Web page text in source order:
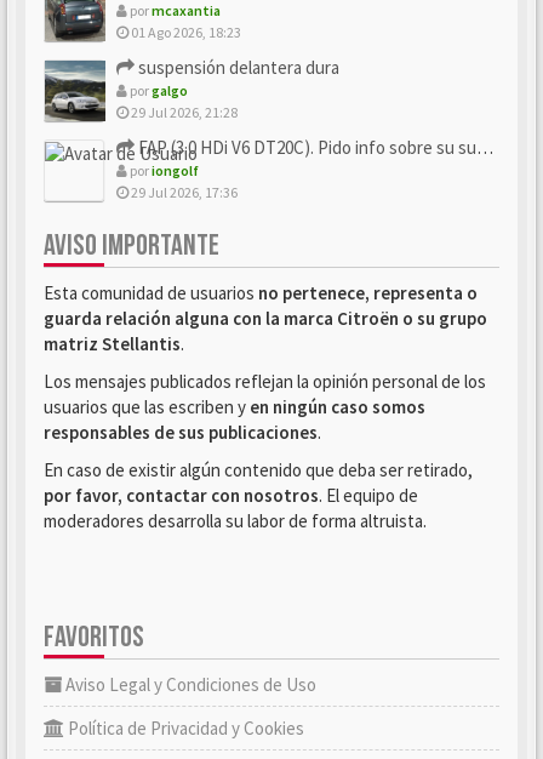
pormcaxantia
01 Ago 2026, 18:23
suspensión delantera dura
porgalgo
29 Jul 2026, 21:28
FAP (3.0 HDi V6 DT20C). Pido info sobre su sustitución
poriongolf
29 Jul 2026, 17:36
AVISO IMPORTANTE
Esta comunidad de usuarios no pertenece, representa o
guarda relación alguna con la marca Citroën o su grupo
matriz Stellantis.
Los mensajes publicados reflejan la opinión personal de los
usuarios que las escriben y en ningún caso somos
responsables de sus publicaciones.
En caso de existir algún contenido que deba ser retirado,
por favor, contactar con nosotros. El equipo de
moderadores desarrolla su labor de forma altruista.
FAVORITOS
Aviso Legal y Condiciones de Uso
Política de Privacidad y Cookies